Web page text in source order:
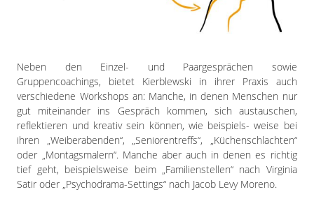
Neben den Einzel- und Paargesprächen sowie
Gruppencoachings, bietet Kierblewski in ihrer Praxis auch
verschiedene Workshops an: Manche, in denen Menschen nur
gut miteinander ins Gespräch kommen, sich austauschen,
reflektieren und kreativ sein können, wie beispiels- weise bei
ihren „Weiberabenden“, „Seniorentreffs“, „Küchenschlachten“
oder „Montagsmalern“. Manche aber auch in denen es richtig
tief geht, beispielsweise beim „Familienstellen“ nach Virginia
Satir oder „Psychodrama-Settings“ nach Jacob Levy Moreno.